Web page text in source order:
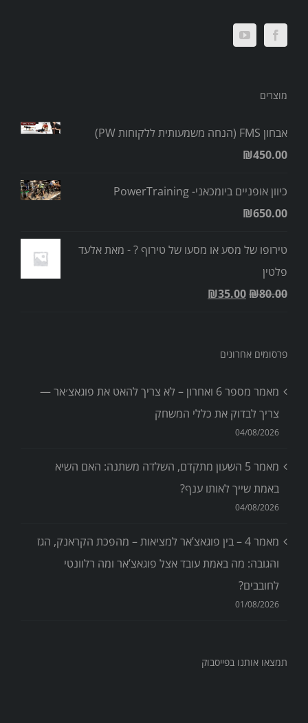
מוצרים
אבחון FMS (הנחה משמעותית ללקוחות PW)
₪450.00
כיוון אופניים ביומכאני- PowerTraining
₪650.00
טירופו של מסע או מסעו של טירוף ? - מאת אלעד
פלטין
₪80.00
₪35.00
פרסומים אחרונים
מאמר מספר 6 ואחרון – לא צריך להאט את פוגאצ׳אר —
צריך לבדוק את כללי המשחק
04/08/2026
מאמר 5 השעון מתקדם, השלדה משתנה: האם השיא
באמת שייך לאותו ענף?
04/08/2026
מאמר 4 – בין פוגאצ’אר למציאות – מהפכת הקראנק, הגז
והגובה: מה באמת עובד אצל פוגאצ’אר ומה רלוונטי
לחובבים?
01/08/2026
תמצאו אותנו בפייסבוק